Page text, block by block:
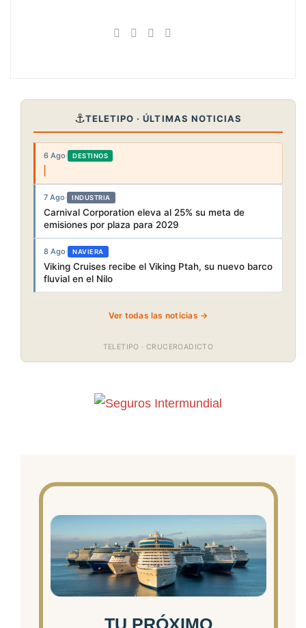
⚓TELETIPO · ÚLTIMAS NOTICIAS
6 Ago· DESTINOS
7 Ago· INDUSTRIA
Carnival Corporation eleva al 25% su meta de
emisiones por plaza para 2029
8 Ago· NAVIERA
Viking Cruises recibe el Viking Ptah, su nuevo barco
fluvial en el Nilo
Ver todas las noticias →
TELETIPO · CRUCEROADICTO